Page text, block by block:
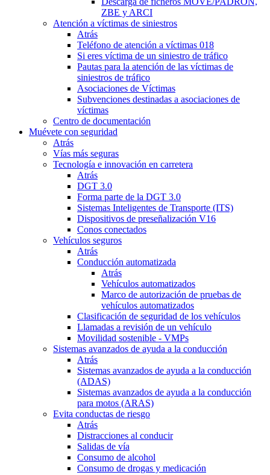
ZBE y ARCI
Atención a víctimas de siniestros
Atrás
Teléfono de atención a víctimas 018
Si eres víctima de un siniestro de tráfico
Pautas para la atención de las víctimas de
siniestros de tráfico
Asociaciones de Víctimas
Subvenciones destinadas a asociaciones de
víctimas
Centro de documentación
Muévete con seguridad
Atrás
Vías más seguras
Tecnología e innovación en carretera
Atrás
DGT 3.0
Forma parte de la DGT 3.0
Sistemas Inteligentes de Transporte (ITS)
Dispositivos de preseñalización V16
Conos conectados
Vehículos seguros
Atrás
Conducción automatizada
Atrás
Vehículos automatizados
Marco de autorización de pruebas de
vehículos automatizados
Clasificación de seguridad de los vehículos
Llamadas a revisión de un vehículo
Movilidad sostenible - VMPs
Sistemas avanzados de ayuda a la conducción
Atrás
Sistemas avanzados de ayuda a la conducción
(ADAS)
Sistemas avanzados de ayuda a la conducción
para motos (ARAS)
Evita conductas de riesgo
Atrás
Distracciones al conducir
Salidas de vía
Consumo de alcohol
Consumo de drogas y medicación